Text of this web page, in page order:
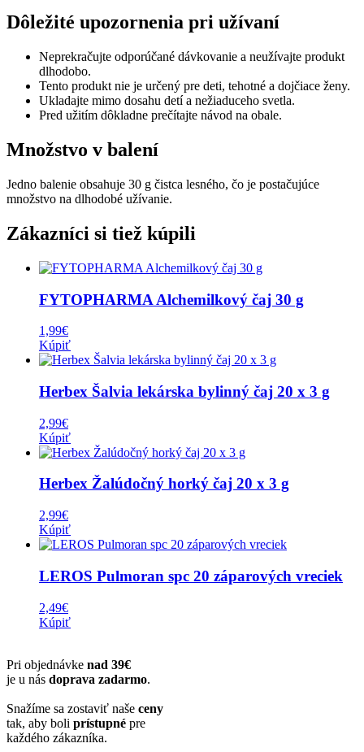
Dôležité upozornenia pri užívaní
Neprekračujte odporúčané dávkovanie a neužívajte produkt
dlhodobo.
Tento produkt nie je určený pre deti, tehotné a dojčiace ženy.
Ukladajte mimo dosahu detí a nežiaduceho svetla.
Pred užitím dôkladne prečítajte návod na obale.
Množstvo v balení
Jedno balenie obsahuje 30 g čistca lesného, čo je postačujúce
množstvo na dlhodobé užívanie.
Zákazníci si tiež kúpili
FYTOPHARMA Alchemilkový čaj 30 g
1,99€
Kúpiť
Herbex Šalvia lekárska bylinný čaj 20 x 3 g
2,99€
Kúpiť
Herbex Žalúdočný horký čaj 20 x 3 g
2,99€
Kúpiť
LEROS Pulmoran spc 20 záparových vreciek
2,49€
Kúpiť
Pri objednávke nad 39€
je u nás doprava zadarmo.
Snažíme sa zostaviť naše ceny
tak, aby boli prístupné pre
každého zákazníka.